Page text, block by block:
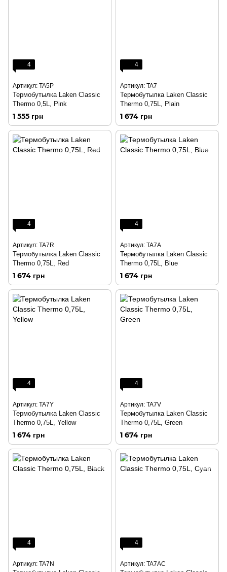
4
Артикул: TA5P
Термобутылка Laken Classic
Thermo 0,5L, Pink
1 555 грн
4
Артикул: TA7
Термобутылка Laken Classic
Thermo 0,75L, Plain
1 674 грн
4
Артикул: TA7R
Термобутылка Laken Classic
Thermo 0,75L, Red
1 674 грн
4
Артикул: TA7A
Термобутылка Laken Classic
Thermo 0,75L, Blue
1 674 грн
4
Артикул: TA7Y
Термобутылка Laken Classic
Thermo 0,75L, Yellow
1 674 грн
4
Артикул: TA7V
Термобутылка Laken Classic
Thermo 0,75L, Green
1 674 грн
4
Артикул: TA7N
4
Артикул: TA7AC